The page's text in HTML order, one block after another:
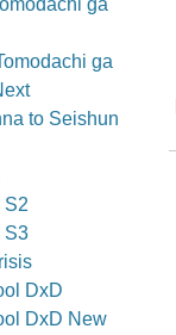
ga
to Seishun
S2
S3
DxD
DxD New